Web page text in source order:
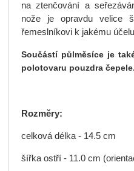
na ztenčování a
nože je opravdu velice
řemeslníkovi k jakému
Součástí půlměsíce je
polotovaru pouzdra čepele.
Rozměry:
celková délka - 14.5 cm
šířka ostří - 11.0 cm